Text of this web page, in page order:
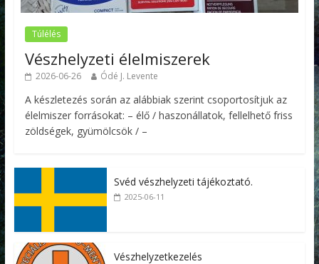
Túlélés
Vészhelyzeti élelmiszerek
2026-06-26 Ódé J. Levente
A készletezés során az alábbiak szerint csoportosítjuk az
élelmiszer forrásokat: – élő / haszonállatok, fellelhető friss
zöldségek, gyümölcsök / –
Svéd vészhelyzeti tájékoztató.
2025-06-11
Vészhelyzetkezelés